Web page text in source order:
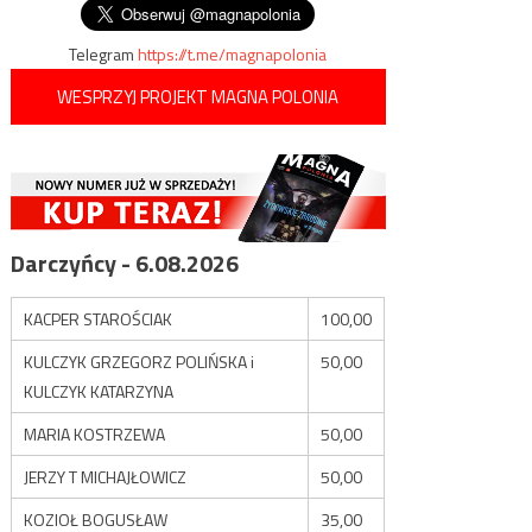
Telegramhttps://t.me/magnapolonia
WESPRZYJ PROJEKT MAGNA POLONIA
Darczyńcy - 6.08.2026
KACPER STAROŚCIAK
100,00
KULCZYK GRZEGORZ POLIŃSKA i
KULCZYK KATARZYNA
50,00
MARIA KOSTRZEWA
50,00
JERZY T MICHAJŁOWICZ
50,00
KOZIOŁ BOGUSŁAW
35,00